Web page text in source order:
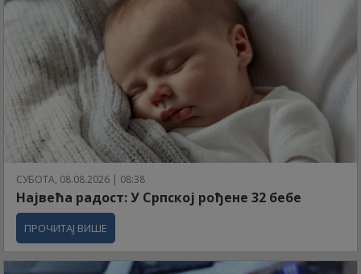
СУБОТА, 08.08.2026 | 08:38
Највећа радост: У Српској рођене 32 бебе
ПРОЧИТАЈ ВИШЕ